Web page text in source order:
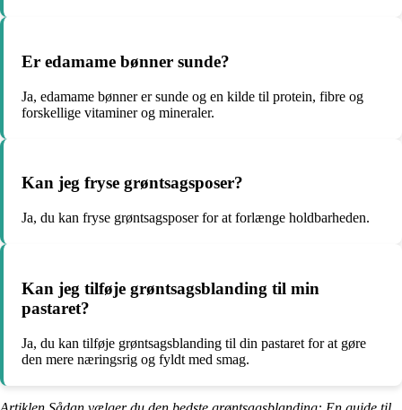
Er edamame bønner sunde?
Ja, edamame bønner er sunde og en kilde til protein, fibre og
forskellige vitaminer og mineraler.
Kan jeg fryse grøntsagsposer?
Ja, du kan fryse grøntsagsposer for at forlænge holdbarheden.
Kan jeg tilføje grøntsagsblanding til min
pastaret?
Ja, du kan tilføje grøntsagsblanding til din pastaret for at gøre
den mere næringsrig og fyldt med smag.